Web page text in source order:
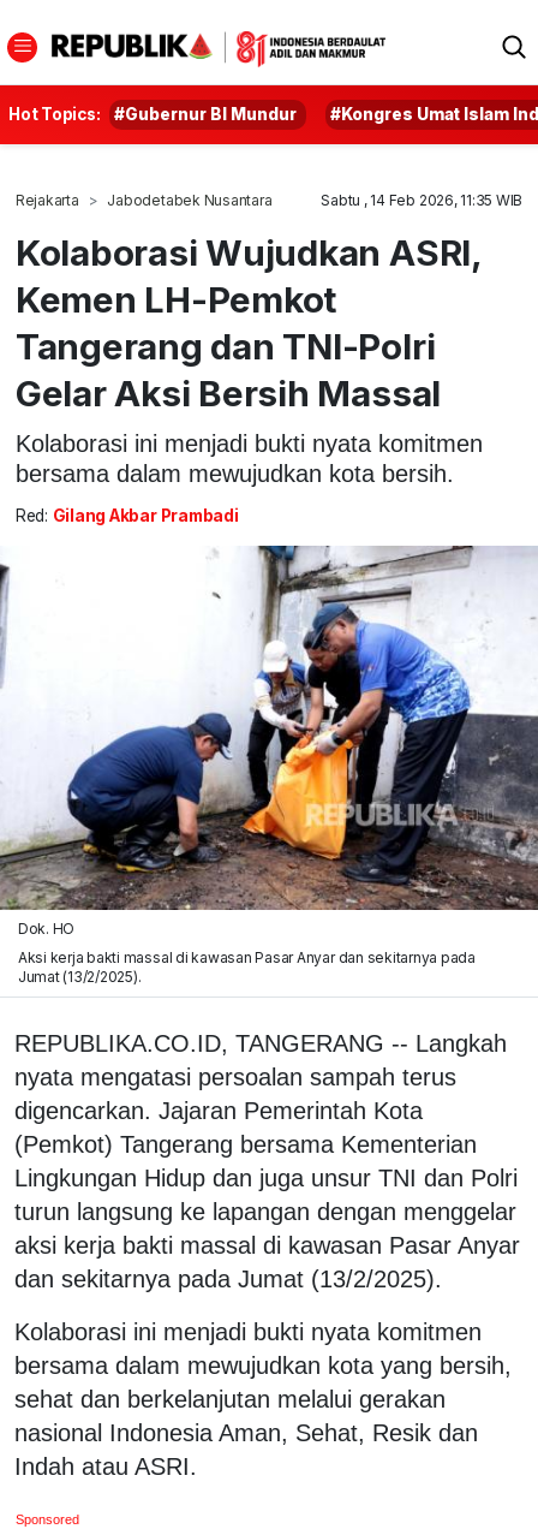
Hot Topics: #Gubernur BI Mundur #Kongres Umat Islam
Rejakarta Jabodetabek Nusantara Sabtu , 14 Feb 2026, 11:35 WIB
Kolaborasi Wujudkan ASRI,
Kemen LH-Pemkot
Tangerang dan TNI-Polri
Gelar Aksi Bersih Massal
Kolaborasi ini menjadi bukti nyata komitmen
bersama dalam mewujudkan kota bersih.
Red: Gilang Akbar Prambadi
Dok. HO
Aksi kerja bakti massal di kawasan Pasar Anyar dan sekitarnya pada
Jumat (13/2/2025).
REPUBLIKA.CO.ID, TANGERANG -- Langkah
nyata mengatasi persoalan sampah terus
digencarkan. Jajaran Pemerintah Kota
(Pemkot) Tangerang bersama Kementerian
Lingkungan Hidup dan juga unsur TNI dan Polri
turun langsung ke lapangan dengan menggelar
aksi kerja bakti massal di kawasan Pasar Anyar
dan sekitarnya pada Jumat (13/2/2025).
Kolaborasi ini menjadi bukti nyata komitmen
bersama dalam mewujudkan kota yang bersih,
sehat dan berkelanjutan melalui gerakan
nasional Indonesia Aman, Sehat, Resik dan
Indah atau ASRI.
Sponsored